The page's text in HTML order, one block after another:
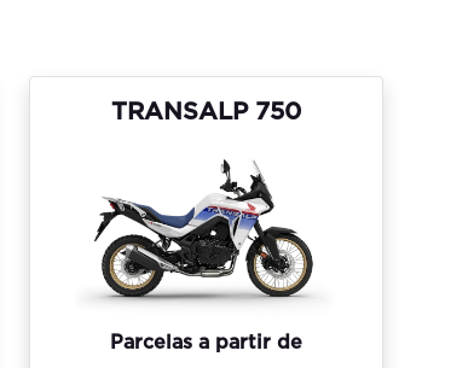
TRANSALP 750
Parcelas a partir de